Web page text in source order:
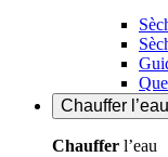
Chauffer l’eau
Chauffer l’eau